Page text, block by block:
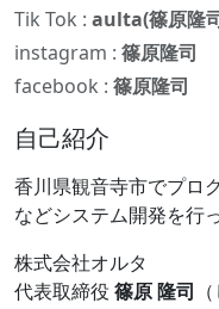
Tik Tok : aulta(篠原隆
instagram : 篠原隆司
facebook : 篠原隆司
自己紹介
香川県観音寺市でプロ
などシステム開発を行
株式会社オルタ
代表取締役 篠原 隆司